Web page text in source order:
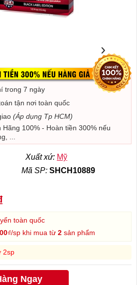
›
trong 7 ngày
tận nơi toàn quốc
(Áp dụng Tp HCM)
100% - Hoàn tiền 300% nếu
...
Xuất xứ: Mỹ
Mã SP: SHCH10889
toàn quốc
₫/sp khi mua từ2 sản phẩm
2sp
Ngay